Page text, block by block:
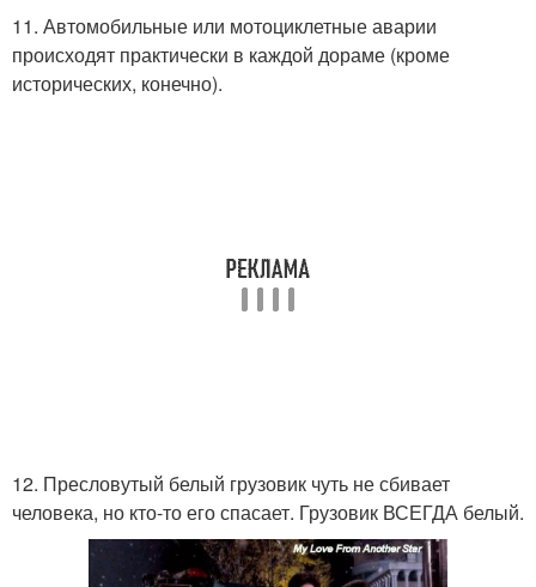
11. Автомобильные или мотоциклетные аварии
происходят практически в каждой дораме (кроме
исторических, конечно).
12. Пресловутый белый грузовик чуть не сбивает
человека, но кто-то его спасает. Грузовик ВСЕГДА белый.